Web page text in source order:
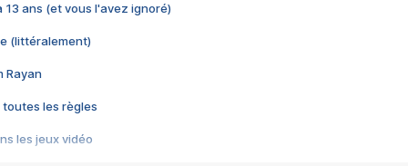
13 ans (et vous l'avez ignoré)
(littéralement)
Rayan
toutes les règles
les jeux vidéo